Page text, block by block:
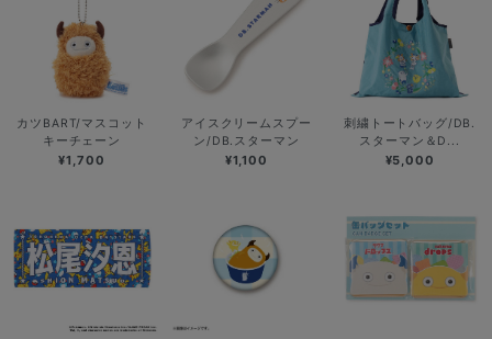
カツBART/マスコット
キーチェーン
¥1,700
アイスクリームスプー
ン/DB.スターマン
¥1,100
刺繍トートバッグ/DB.
スターマン＆D...
¥5,000